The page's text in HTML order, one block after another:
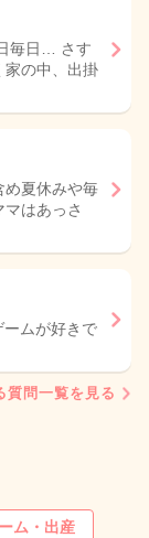
毎日… さす
家の中、出掛
め夏休みや毎
はあっさ
ームが好きで
質問一覧を見る
ム・出産